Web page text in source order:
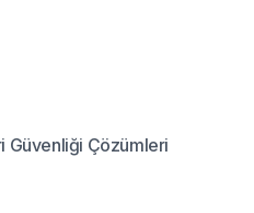
Güvenliği Çözümleri